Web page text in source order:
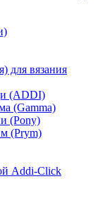
для вязания
(ADDI)
(Gamma)
(Pony)
(Prym)
Addi-Click